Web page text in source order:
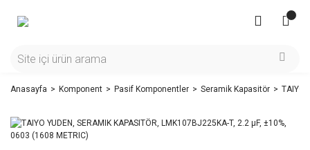
Anasayfa Komponent Pasif Komponentler Seramik Kapasitör TAIYO